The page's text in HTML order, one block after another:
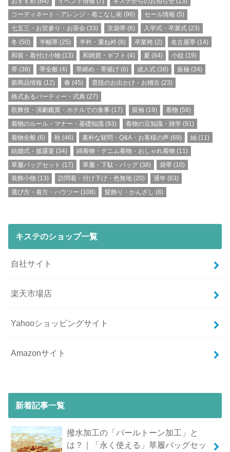
コーディネート・アレンジ・着こなし術 (96) セール情報 (5)
七五三・お宮参り・お茶会 (33) 京袋帯(6) 入学式・卒業式(23)
冬 (50) 半幅帯(25) 半衿・重ね衿 (8) 卒業袴 (2) 名古屋帯 (14)
和装・着付け小物 (13) 和雑貨・ギフト (4) 夏 (84) 小紋 (19)
帯 (38) 帯全般(4) 帯締め・帯揚げ(6) 成人式 (38) 振袖 (34)
新商品情報 (12) 春 (45) 普段のお出かけ・お稽古(23)
格式あるパーティー・式典 (27)
歌舞伎・演劇鑑賞・ホテルでの食事 (17) 留袖 (19) 着物 (58)
着物のルール・マナー・基礎知識 (93) 着物の豆知識・雑学(91)
着物全般 (6) 秋 (46) 素朴な疑問・Q&A・お客様の声(69) 紬 (11)
結婚式・披露宴 (34) 綿着物・デニム着物・おしゃれ着物 (11)
草履バッグセット (17) 草履・下駄・バッグ(38) 袋帯(10)
装飾小物 (13) 訪問着・付け下げ・色無地(20) 通年(63)
選び方・着方・ハウツー (108) 髪飾り・かんざし (8)
キステのショップ一覧
自社サイト
楽天市場店
Yahooショッピングサイト
Amazonサイト
新着記事一覧
撥水加工の「パールトーン加工」と
は？｜「永く使える」草履バッグセッ